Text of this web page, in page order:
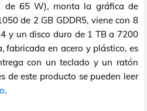
de 65 W), monta la gráfica de
de 2 GB GDDR5, viene con 8
y un disco duro de 1 TB a 7200
fabricada en acero y plástico, es
con un teclado y un ratón
de este producto se pueden leer
.